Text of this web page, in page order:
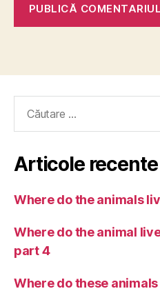
după:
Articole recente
Where do the animals
Where do the animal
part 4
Where do these